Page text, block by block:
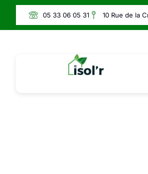
05 33 06 05 31 10 Rue de la